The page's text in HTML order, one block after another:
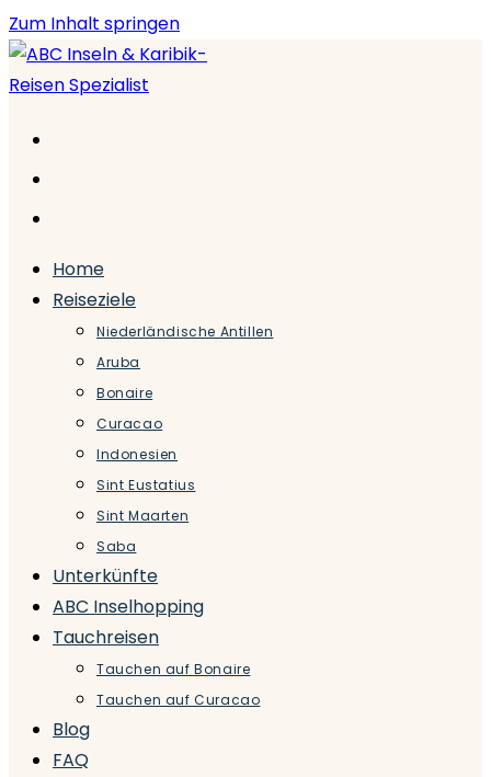
Zum Inhalt springen
Home
Reiseziele
Niederländische Antillen
Aruba
Bonaire
Curacao
Indonesien
Sint Eustatius
Sint Maarten
Saba
Unterkünfte
ABC Inselhopping
Tauchreisen
Tauchen auf Bonaire
Tauchen auf Curacao
Blog
FAQ